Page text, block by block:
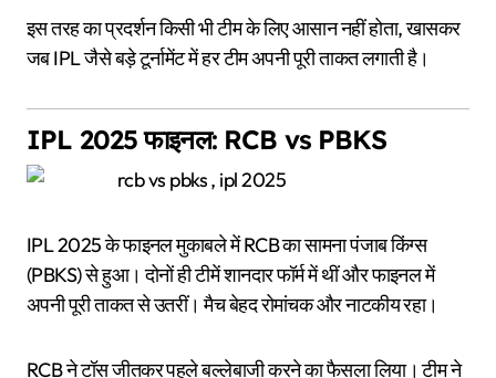
इस तरह का प्रदर्शन किसी भी टीम के लिए आसान नहीं होता, खासकर
जब IPL जैसे बड़े टूर्नामेंट में हर टीम अपनी पूरी ताकत लगाती है।
IPL 2025 फाइनल: RCB vs PBKS
IPL 2025 के फाइनल मुकाबले में RCB का सामना पंजाब किंग्स
(PBKS) से हुआ। दोनों ही टीमें शानदार फॉर्म में थीं और फाइनल में
अपनी पूरी ताकत से उतरीं। मैच बेहद रोमांचक और नाटकीय रहा।
RCB ने टॉस जीतकर पहले बल्लेबाजी करने का फैसला लिया। टीम ने